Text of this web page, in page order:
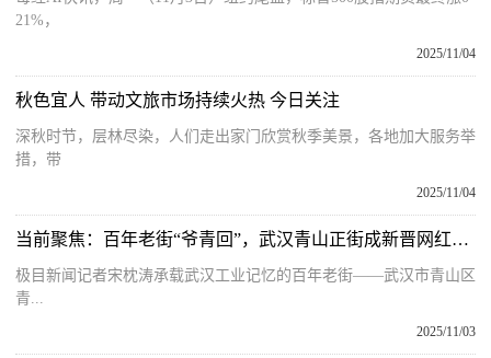
21%，
2025/11/04
秋色宜人 带动文旅市场持续火热 今日关注
深秋时节，层林尽染，人们走出家门欣赏秋季美景，各地加大服务举
措，带
2025/11/04
当前聚焦：百年老街“爷青回”，武汉青山正街成新晋网红打卡地
极目新闻记者宋枕涛承载武汉工业记忆的百年老街——武汉市青山区
青...
2025/11/03